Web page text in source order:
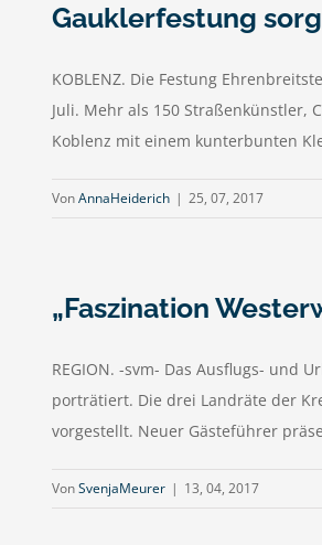
Gauklerfestung
KOBLENZ. Die Festung
Juli. Mehr als 150 Straßenkünstler,
Koblenz mit einem kunterbunten
VonAnnaHeiderich | 25, 07, 2017
„Faszination
REGION. -svm- Das Ausflugs- und
porträtiert. Die drei Landräte der
vorgestellt. Neuer Gästeführer
VonSvenjaMeurer | 13, 04, 2017